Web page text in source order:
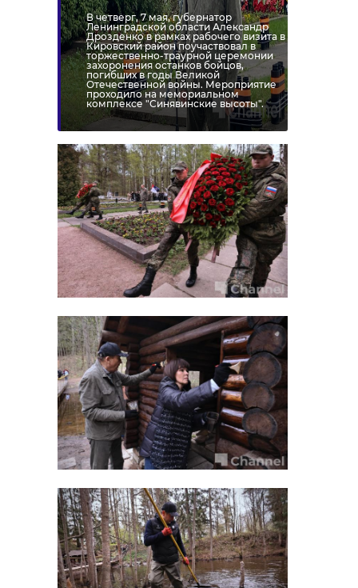
В четверг, 7 мая, губернатор
Ленинградской области Александр
Дрозденко в рамках рабочего визита в
Кировский район поучаствовал в
торжественно-траурной церемонии
захоронения останков бойцов,
погибших в годы Великой
Отечественной войны. Мероприятие
проходило на мемориальном
комплексе "Синявинские высоты".